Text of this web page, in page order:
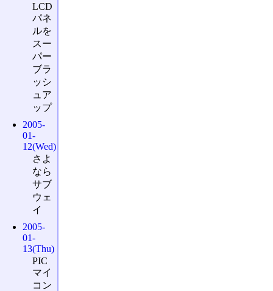
LCD
パネ
ルを
スー
パー
ブラ
ッシ
ュア
ップ
2005-
01-
12(Wed)
さよ
なら
サブ
ウェ
イ
2005-
01-
13(Thu)
PIC
マイ
コン